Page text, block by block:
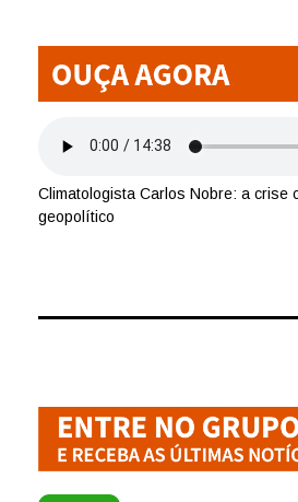
Climatologista Carlos Nobre: a crise
geopolítico